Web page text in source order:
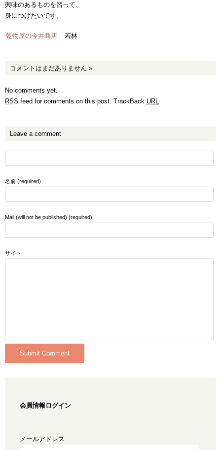
興味のあるものを習って、
身につけたいです。
乾物屋の今井商店 若林
コメントはまだありません »
No comments yet.
RSS feed for comments on this post. TrackBack URL
Leave a comment
名前 (required)
Mail (will not be published) (required)
サイト
会員情報ログイン
メールアドレス